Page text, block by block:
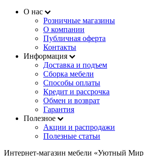
О нас
Розничные магазины
О компании
Публичная оферта
Контакты
Информация
Доставка и подъем
Сборка мебели
Способы оплаты
Кредит и рассрочка
Обмен и возврат
Гарантия
Полезное
Акции и распродажи
Полезные статьи
Интернет-магазин мебели «Уютный